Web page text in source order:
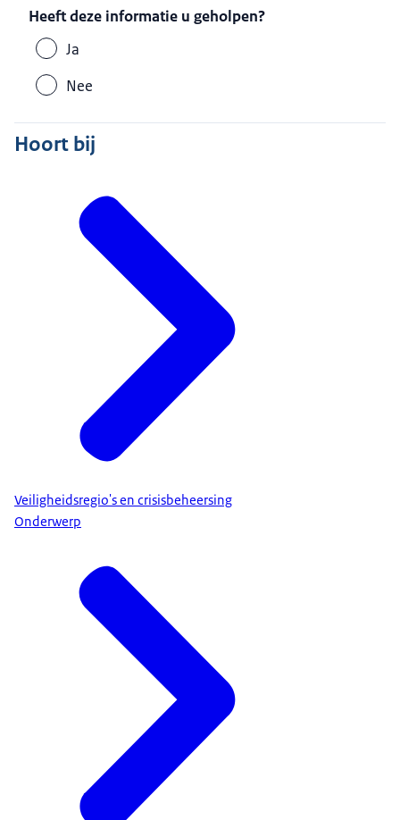
Heeft deze informatie u geholpen?
Ja
Nee
Hoort bij
Veiligheidsregio's en crisisbeheersing
Onderwerp